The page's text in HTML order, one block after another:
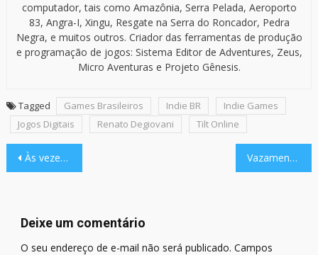
computador, tais como Amazônia, Serra Pelada, Aeroporto
83, Angra-I, Xingu, Resgate na Serra do Roncador, Pedra
Negra, e muitos outros. Criador das ferramentas de produção
e programação de jogos: Sistema Editor de Adventures, Zeus,
Micro Aventuras e Projeto Gênesis.
Tagged Games Brasileiros Indie BR
Indie Games
Jogos Digitais
Renato Degiovani Tilt Online
Navegação
Post
Às vezes nós esquecemos de coisas regulares Vazamento de GTA 6: suposto vídeo inédito detalha elementos do game
Deixe um comentário
O seu endereço de e-mail não será publicado. Campos